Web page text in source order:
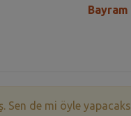
Bayram
de mi öyle